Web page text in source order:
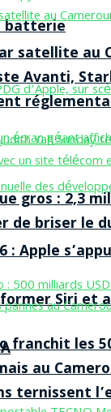
batterie
: Apple
Siri et
satellite au
Avanti,
gros : 2,3
de briser le
franchit les
au
ternissent